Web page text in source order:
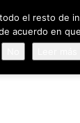
el resto de
acuerdo en